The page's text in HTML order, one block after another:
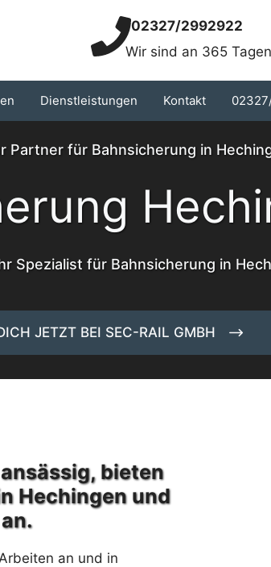
02327/2992922
Wir sind an 365
Dienstleistungen Kontakt
Partner für Bahnsicherung in
Spezialist für Bahnsicherung in
JETZT BEI SEC-RAIL GMBH
bieten
Hechingen und
an und in